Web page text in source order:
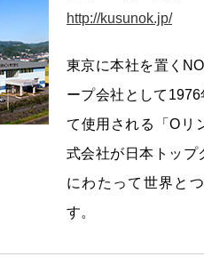
http://kusunok.jp/
東京に本社を置く
ープ会社として
て使用される「Oリ
式会社が日本トップ
にわたって世界と
す。